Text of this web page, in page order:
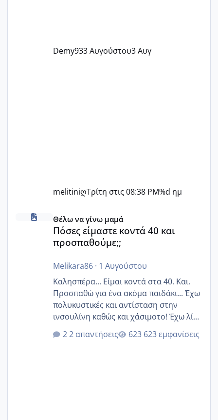
Demy933 Αυγούστου3 Αυγ
melitiniღΤρίτη στις 08:38 PM%d ημ
Πόσες είμαστε κοντά 40 και προσπαθούμε;;
Θέλω να γίνω μαμά
Πόσες είμαστε κοντά 40 και
προσπαθούμε;;
Melikara86· 1 Αυγούστου
Καλησπέρα... Είμαι κοντά στα 40. Και.
Προσπαθώ για ένα ακόμα παιδάκι... Έχω
πολυκυστικές και αντίσταση στην
ινσουλίνη καθώς και χάσιμοτο! Έχω λίγα
κιλά παραπάνω και όσο κ αν προσπαθώ
δεν χάνω εύκολα! Προσπαθώ για ακόμη
2 απαντήσεις 623 εμφανίσεις